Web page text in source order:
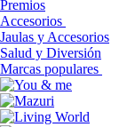
Premios
Accesorios
Jaulas y Accesorios
Salud y Diversión
Marcas populares